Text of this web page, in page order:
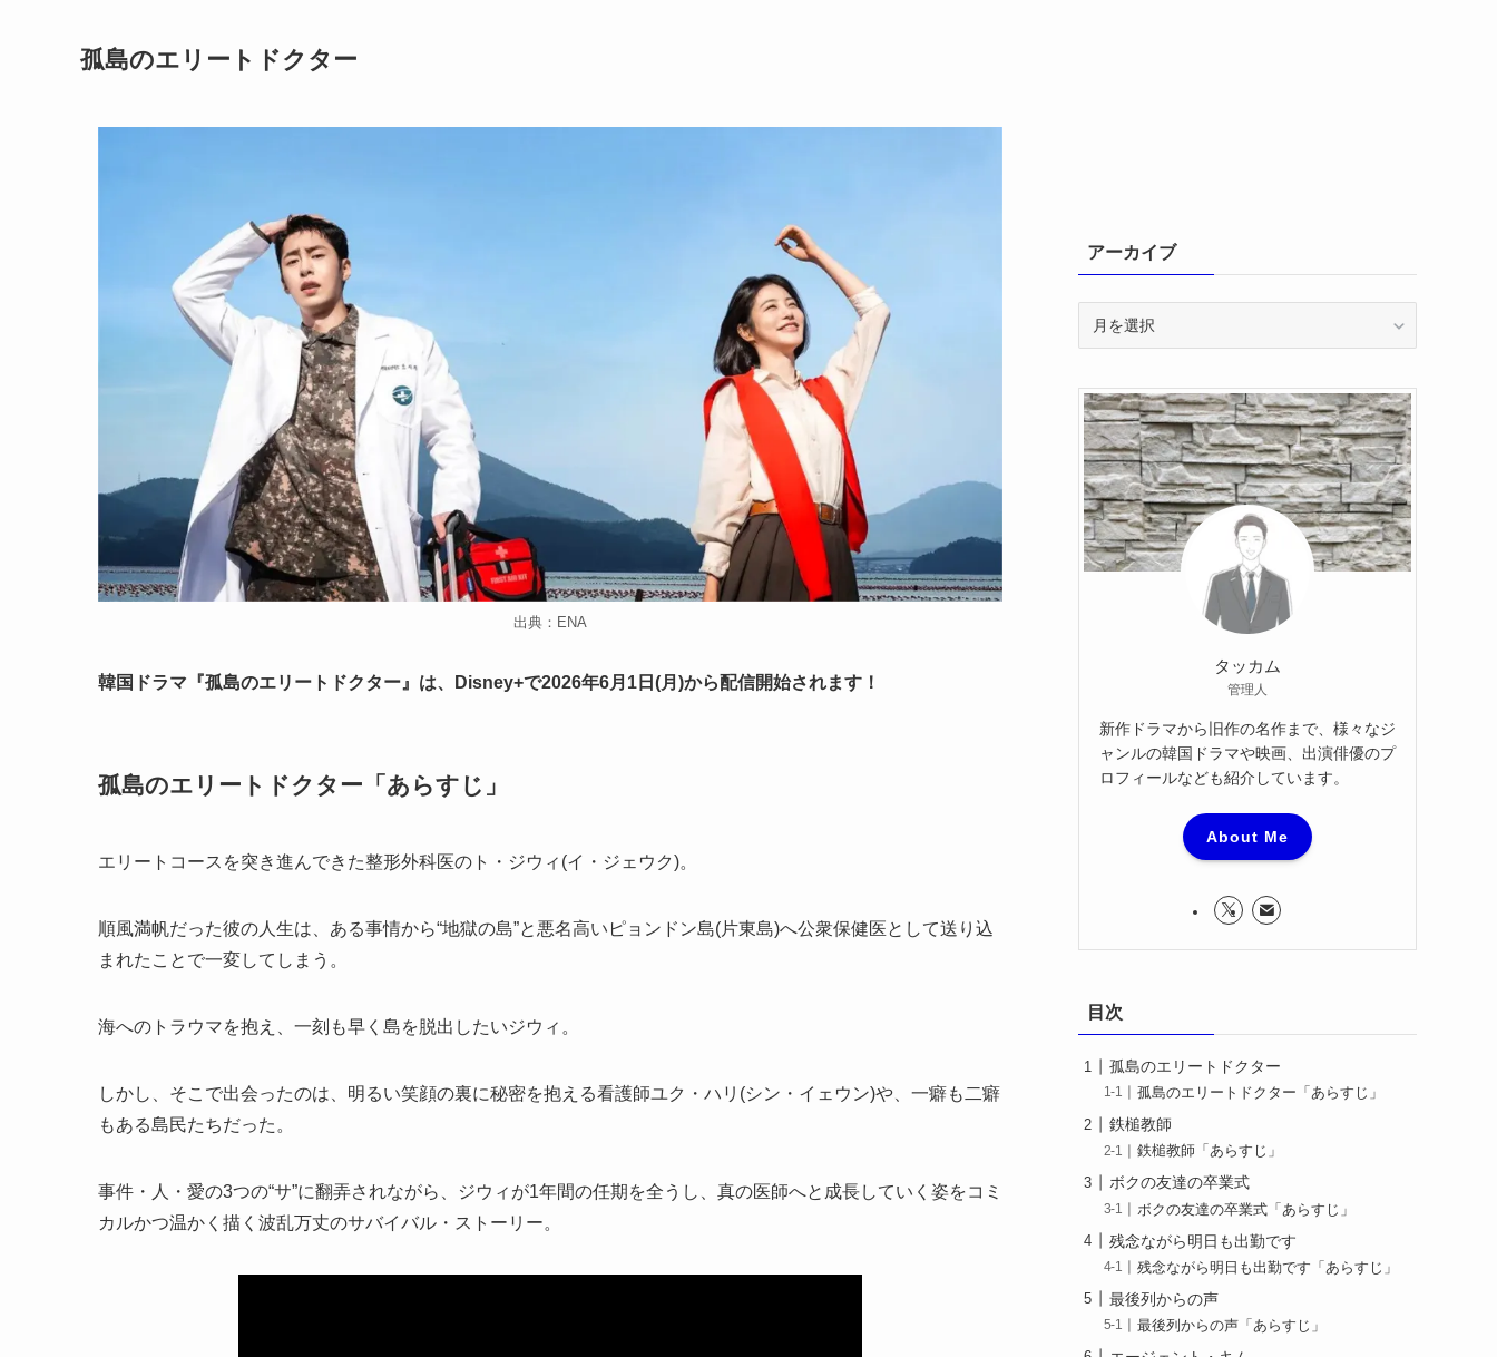
孤島のエリートドクター
出典：ENA
韓国ドラマ『孤島のエリートドクター』は、Disney+で2026年6月1日(月)から配信開始されます！
孤島のエリートドクター「あらすじ」
エリートコースを突き進んできた整形外科医のト・ジウィ(イ・ジェウク)。
順風満帆だった彼の人生は、ある事情から“地獄の島”と悪名高いピョンドン島(片東島)へ公衆保健医として送り込
まれたことで一変してしまう。
海へのトラウマを抱え、一刻も早く島を脱出したいジウィ。
しかし、そこで出会ったのは、明るい笑顔の裏に秘密を抱える看護師ユク・ハリ(シン・イェウン)や、一癖も二癖
もある島民たちだった。
事件・人・愛の3つの“サ”に翻弄されながら、ジウィが1年間の任期を全うし、真の医師へと成長していく姿をコミ
カルかつ温かく描く波乱万丈のサバイバル・ストーリー。
アーカイブ
イ
ブ
タッカム
管理人
新作ドラマから旧作の名作まで、様々なジ
ャンルの韓国ドラマや映画、出演俳優のプ
ロフィールなども紹介しています。
About Me
目次
孤島のエリートドクター
孤島のエリートドクター「あらすじ」
鉄槌教師
鉄槌教師「あらすじ」
ボクの友達の卒業式
ボクの友達の卒業式「あらすじ」
残念ながら明日も出勤です
残念ながら明日も出勤です「あらすじ」
最後列からの声
最後列からの声「あらすじ」